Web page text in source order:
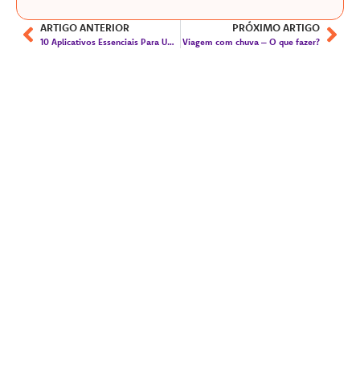
ARTIGO ANTERIOR
10 Aplicativos Essenciais Para Uma Viagem A Paris
PRÓXIMO ARTIGO
Viagem com chuva – O que fazer?